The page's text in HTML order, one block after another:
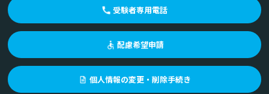
受験者専用電話
配慮希望申請
個人情報の変更・削除手続き